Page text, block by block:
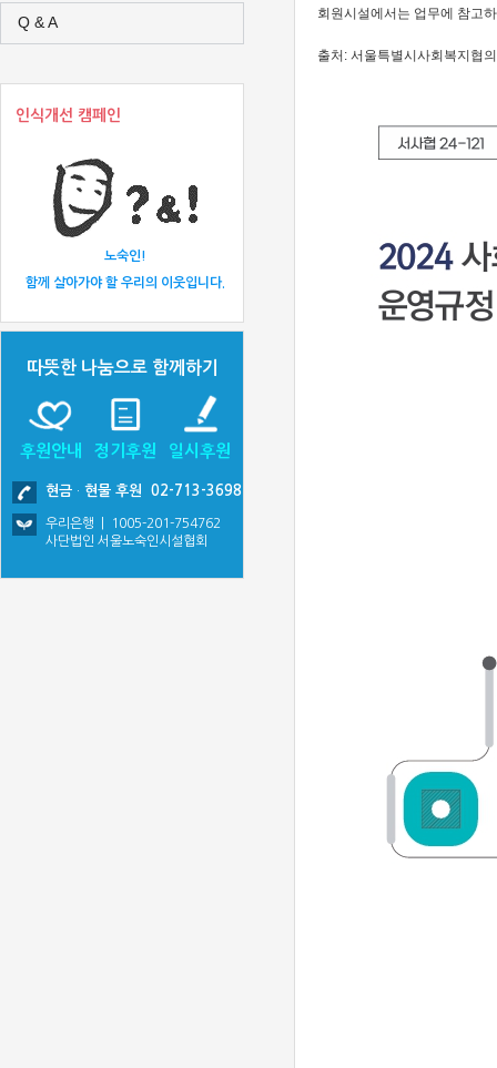
회원시설에서는 업무에 참고
출처: 서울특별시사회복지협
Q & A
인식개선 캠페인
노숙인!
함께 살아가야 할 우리의 이웃입니다.
따뜻한 나눔으로 함께하기
후원안내 정기후원 일시후원
현금 · 현물 후원 02-713-3698
우리은행 | 1005-201-754762
사단법인 서울노숙인시설협회